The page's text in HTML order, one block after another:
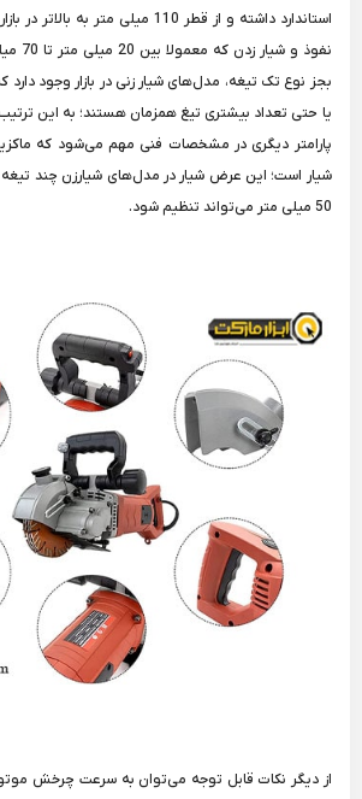
استاندارد داشته و از قطر 110 میلی متر
نفوذ
یا حتی تعداد بیشتری تیغ همزمان هستند؛ به این
پارامتر دیگری در مشخصات فنی مهم می‌شود که
50 میلی متر می‌تواند تنظیم شود.
از دیگر نکات قابل توجه می‌توان به سرعت چرخش